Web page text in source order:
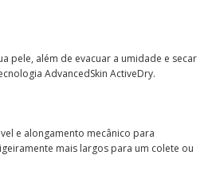
pele, além de evacuar a umidade e secar
AdvancedSkin ActiveDry.
e alongamento mecânico para
mais largos para um colete ou